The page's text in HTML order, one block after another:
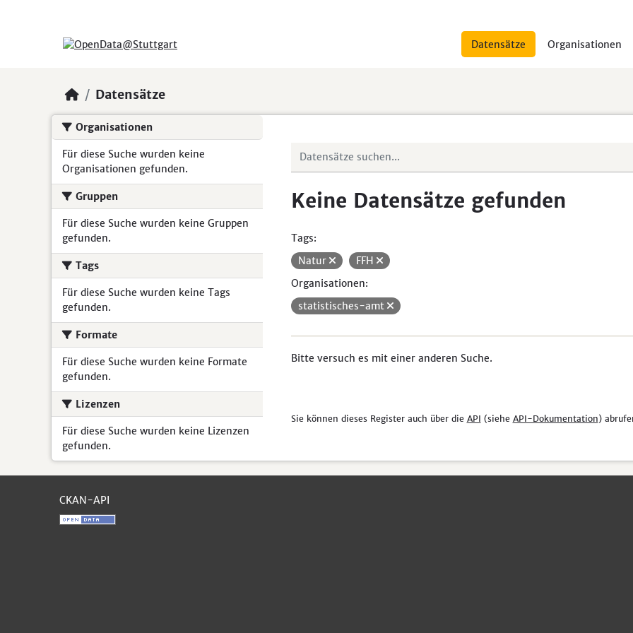
Datensätze Organisationen
Datensätze
Organisationen
Für diese Suche wurden keine
Organisationen gefunden.
Gruppen
Für diese Suche wurden keine Gruppen
gefunden.
Tags
Für diese Suche wurden keine Tags
gefunden.
Formate
Für diese Suche wurden keine Formate
gefunden.
Lizenzen
Für diese Suche wurden keine Lizenzen
gefunden.
Keine Datensätze gefunden
Tags:
Natur
FFH
Organisationen:
statistisches-amt
Bitte versuch es mit einer anderen Suche.
Sie können dieses Register auch über die API (siehe API-Dokumentation)
CKAN-API